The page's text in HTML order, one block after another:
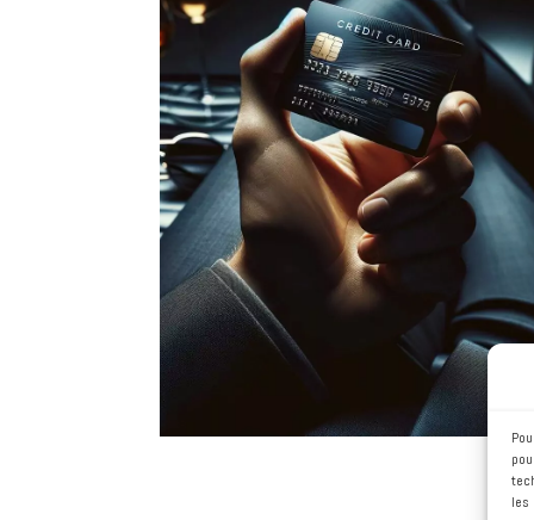
les
Vendre en ligne
Il existe différents moyens de
vendre sur Internet : avoir son
propre site, déployer une
solution logistique. Nous vous
proposons les meilleures
réponses à votre stratégie,
notamment avec WordPress et
Woocommerce.